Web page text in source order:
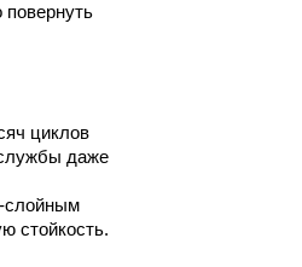
повернуть
циклов
даже
слойным
стойкость.